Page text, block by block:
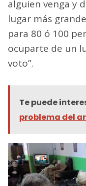
alguien venga y
lugar más
para 80 ó 100
ocuparte de un
voto”.
Te puede
problema del